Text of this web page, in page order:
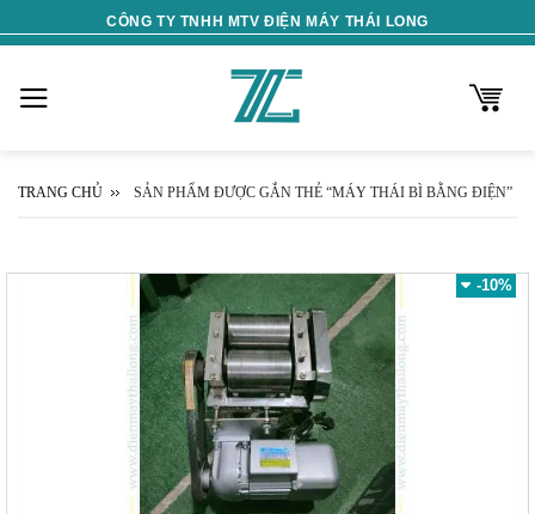
to
CÔNG TY TNHH MTV ĐIỆN MÁY THÁI LONG
TRANG CHỦ SẢN PHẨM ĐƯỢC GẮN THẺ “MÁY THÁI BÌ BẰNG ĐIỆN”
-10%